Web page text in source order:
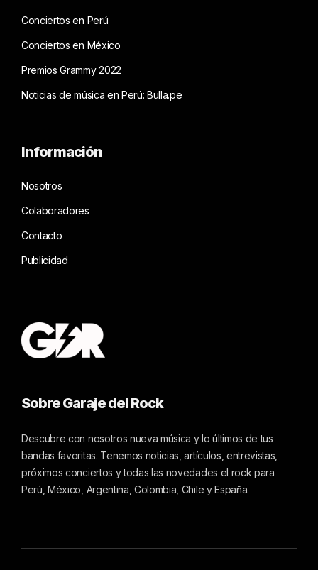
Conciertos en Perú
Conciertos en México
Premios Grammy 2022
Noticias de música en Perú: Bulla.pe
Información
Nosotros
Colaboradores
Contacto
Publicidad
Sobre Garaje del Rock
Descubre con nosotros nueva música y lo últimos de tus
bandas favoritas. Tenemos noticias, artículos, entrevistas,
próximos conciertos y todas las novedades el rock para
Perú, México, Argentina, Colombia, Chile y España.